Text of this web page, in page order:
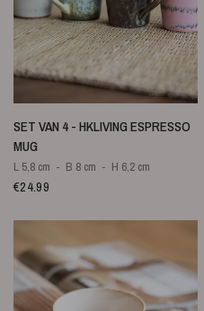
SNELLE WEERGAVE
SET VAN 4 - HKLIVING ESPRESSO
MUG
L 5,8 cm B 8 cm H 6,2 cm
€24.99